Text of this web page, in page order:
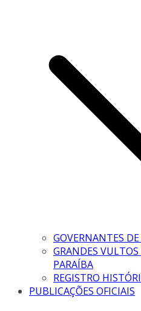
GOVERNANTES
GRANDES
PARAÍBA
REGISTRO
PUBLICAÇÕES OFICIAIS